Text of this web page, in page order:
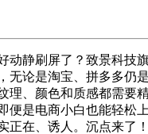
刷屏了？致景科技旗
无论是淘宝、拼多多
理、颜色和质感都需
便是电商小白也能轻
正在、诱人。沉点来